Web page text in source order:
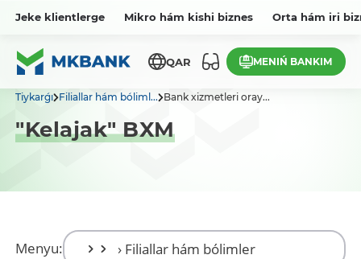
Jeke klientlerge Mikro hám kishi biznes Orta hám iri
QAR MENIŃ BANKIM
Tiykarǵı Filiallar hám bóliml... Bank xizmetleri oray...
"Kelajak" BXM
Menyu: